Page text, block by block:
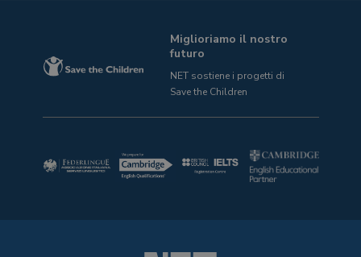
Miglioriamo il nostro
futuro
NET sostiene i progetti di
Save the Children